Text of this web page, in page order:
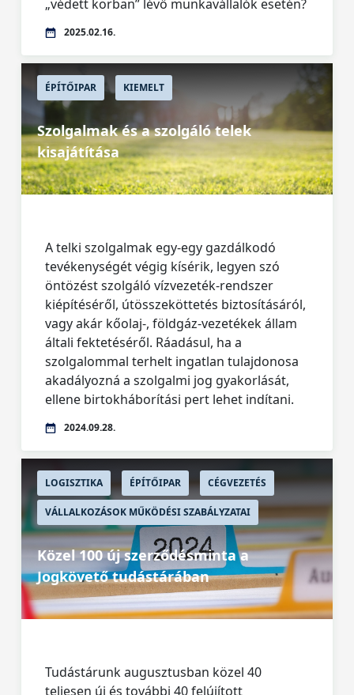
„védett korban” lévő munkavállalók esetén?
2025.02.16.
ÉPÍTŐIPAR KIEMELT
Szolgalmak és a szolgáló telek
kisajátítása
A telki szolgalmak egy-egy gazdálkodó
tevékenységét végig kísérik, legyen szó
öntözést szolgáló vízvezeték-rendszer
kiépítéséről, útösszeköttetés biztosításáról,
vagy akár kőolaj-, földgáz-vezetékek állam
általi fektetéséről. Ráadásul, ha a
szolgalommal terhelt ingatlan tulajdonosa
akadályozná a szolgalmi jog gyakorlását,
ellene birtokháborítási pert lehet indítani.
2024.09.28.
LOGISZTIKA ÉPÍTŐIPAR CÉGVEZETÉS
VÁLLALKOZÁSOK MŰKÖDÉSI SZABÁLYZATAI
Közel 100 új szerződésminta a
Jogkövető tudástárában
Tudástárunk augusztusban közel 40
teljesen új és további 40 felújított